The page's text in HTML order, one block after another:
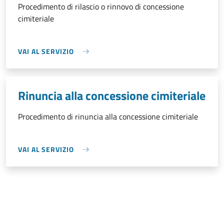
Procedimento di rilascio o rinnovo di concessione
cimiteriale
VAI AL SERVIZIO
Rinuncia alla concessione cimiteriale
Procedimento di rinuncia alla concessione cimiteriale
VAI AL SERVIZIO